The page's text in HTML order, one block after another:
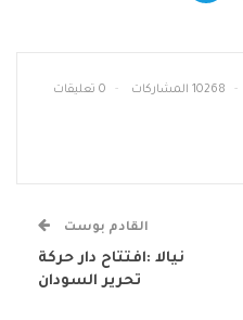
10268 المشاركات 0 تعليقات
القادم بوست
نيالا :افتتاح دار حركة
تحرير السودان